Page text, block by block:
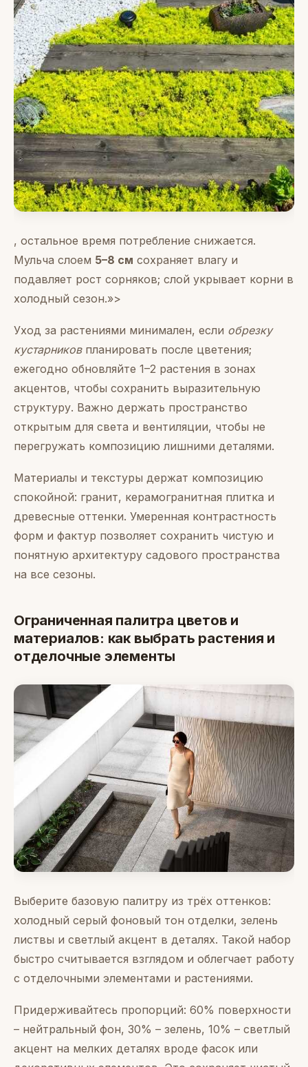
, остальное время потребление снижается.
Мульча слоем 5–8 см сохраняет влагу и
подавляет рост сорняков; слой укрывает корни в
холодный сезон.»>
Уход за растениями минимален, если обрезку
кустарниковпланировать после цветения;
ежегодно обновляйте 1–2 растения в зонах
акцентов, чтобы сохранить выразительную
структуру. Важно держать пространство
открытым для света и вентиляции, чтобы не
перегружать композицию лишними деталями.
Материалы и текстуры держат композицию
спокойной: гранит, керамогранитная плитка и
древесные оттенки. Умеренная контрастность
форм и фактур позволяет сохранить чистую и
понятную архитектуру садового пространства
на все сезоны.
Ограниченная палитра цветов и
материалов: как выбрать растения и
отделочные элементы
Выберите базовую палитру из трёх оттенков:
холодный серый фоновый тон отделки, зелень
листвы и светлый акцент в деталях. Такой набор
быстро считывается взглядом и облегчает работу
с отделочными элементами и растениями.
Придерживайтесь пропорций: 60% поверхности
– нейтральный фон, 30% – зелень, 10% – светлый
акцент на мелких деталях вроде фасок или